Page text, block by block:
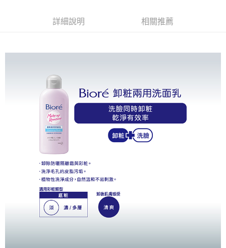
詳細說明 相關推薦